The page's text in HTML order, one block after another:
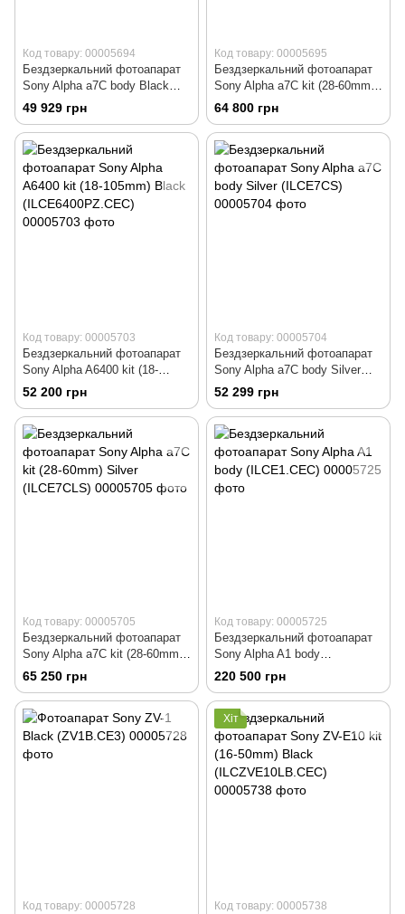
Код товару: 00005694
Бездзеркальний фотоапарат
Sony Alpha a7C body Black
(ILCE7CB)
49 929 грн
Код товару: 00005695
Бездзеркальний фотоапарат
Sony Alpha a7C kit (28-60mm)
Black (ILCE7CLB)
64 800 грн
Код товару: 00005703
Бездзеркальний фотоапарат
Sony Alpha A6400 kit (18-
105mm) Black
(ILCE6400PZ.CEC)
52 200 грн
Код товару: 00005704
Бездзеркальний фотоапарат
Sony Alpha a7C body Silver
(ILCE7CS)
52 299 грн
Код товару: 00005705
Бездзеркальний фотоапарат
Sony Alpha a7C kit (28-60mm)
Silver (ILCE7CLS)
65 250 грн
Код товару: 00005725
Бездзеркальний фотоапарат
Sony Alpha A1 body
(ILCE1.CEC)
220 500 грн
Код товару: 00005728
Хіт
Код товару: 00005738